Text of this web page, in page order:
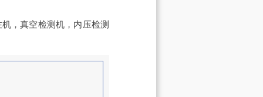
，真空检测机，内压检测